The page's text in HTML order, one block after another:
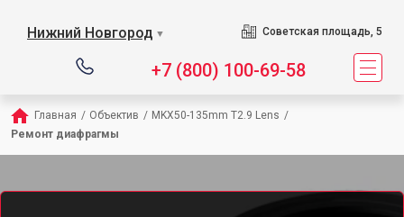
Нижний Новгород ▼ Советская площадь, 5
+7 (800) 100-69-58
Главная / Объектив / MKX50-135mm T2.9 Lens /
Ремонт диафрагмы